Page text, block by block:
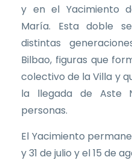
y en el Yacimiento
María. Esta doble
distintas
Bilbao, figuras que
colectivo de la Villa y
la llegada de Aste
personas.
El Yacimiento
y 31 de julio y el 15 de